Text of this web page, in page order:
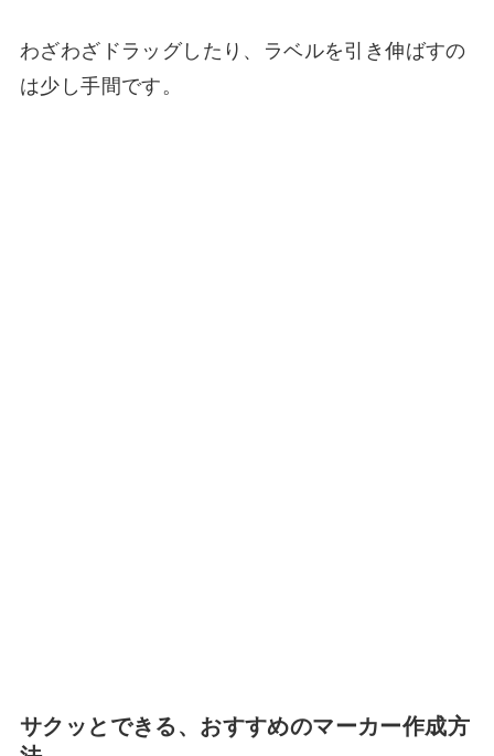
わざわざドラッグしたり、ラベルを引き伸ばすの
は少し手間です。
サクッとできる、おすすめのマーカー作成方